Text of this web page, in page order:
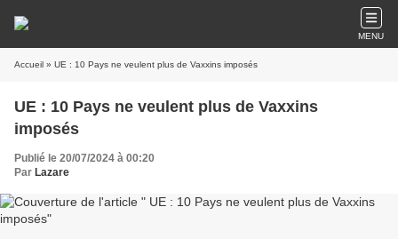
MENU
Accueil » UE : 10 Pays ne veulent plus de Vaxxins imposés
UE : 10 Pays ne veulent plus de Vaxxins
imposés
Publié le 20/07/2024 à 00:20
Par Lazare